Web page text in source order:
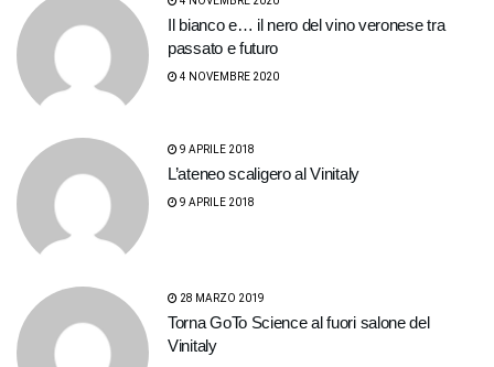
Il bianco e… il nero del vino veronese tra
passato e futuro
4 NOVEMBRE 2020
9 APRILE 2018
L’ateneo scaligero al Vinitaly
9 APRILE 2018
28 MARZO 2019
Torna GoTo Science al fuori salone del
Vinitaly